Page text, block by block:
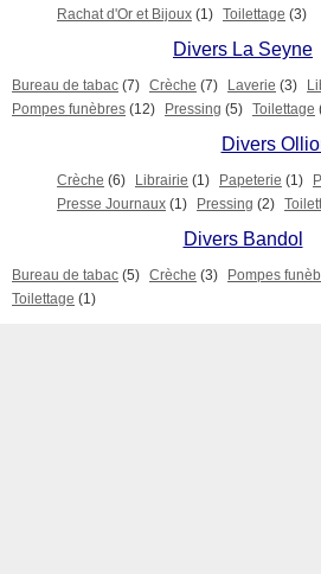
Rachat d'Or et Bijoux (1) Toilettage (3)
Divers La Seyne
Bureau de tabac (7) Crèche (7) Laverie (3)
Pompes funèbres (12) Pressing (5) Toilettage
Divers
Crèche (6) Librairie (1) Papeterie (1)
Presse Journaux (1) Pressing (2)
Divers Bandol
Bureau de tabac (5) Crèche (3) Pompes
Toilettage (1)